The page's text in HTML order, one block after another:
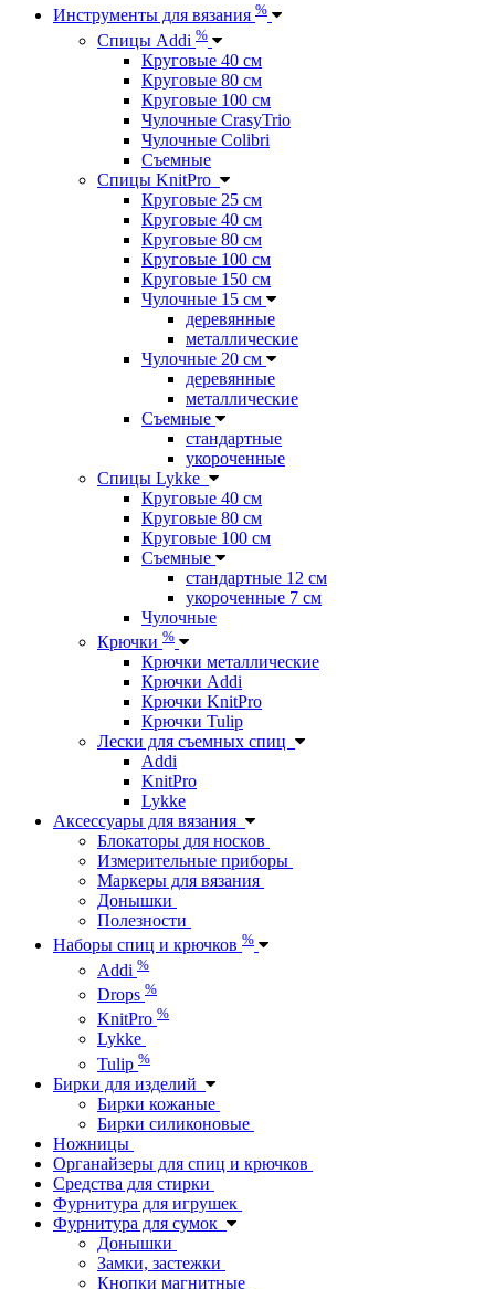
Инструменты для вязания %
Спицы Addi %
Круговые 40 см
Круговые 80 см
Круговые 100 см
Чулочные CrasyTrio
Чулочные Colibri
Съемные
Спицы KnitPro
Круговые 25 см
Круговые 40 см
Круговые 80 см
Круговые 100 см
Круговые 150 см
Чулочные 15 см
деревянные
металлические
Чулочные 20 см
деревянные
металлические
Съемные
стандартные
укороченные
Спицы Lykke
Круговые 40 см
Круговые 80 см
Круговые 100 см
Съемные
стандартные 12 см
укороченные 7 см
Чулочные
Крючки %
Крючки металлические
Крючки Addi
Крючки KnitPro
Крючки Tulip
Лески для съемных спиц
Addi
KnitPro
Lykke
Аксессуары для вязания
Блокаторы для носков
Измерительные приборы
Маркеры для вязания
Донышки
Полезности
Наборы спиц и крючков %
Addi %
Drops %
KnitPro %
Lykke
Tulip %
Бирки для изделий
Бирки кожаные
Бирки силиконовые
Ножницы
Органайзеры для спиц и крючков
Средства для стирки
Фурнитура для игрушек
Фурнитура для сумок
Донышки
Замки, застежки
Кнопки магнитные